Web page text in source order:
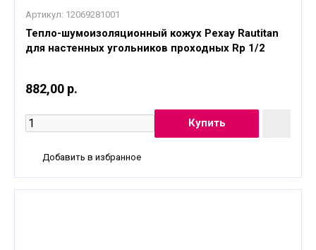
Артикул: 12069281001
Тепло-шумоизоляционный кожух Рехау Rautitan
для настенных угольников проходных Rp 1/2
882,00 р.
Добавить в избранное